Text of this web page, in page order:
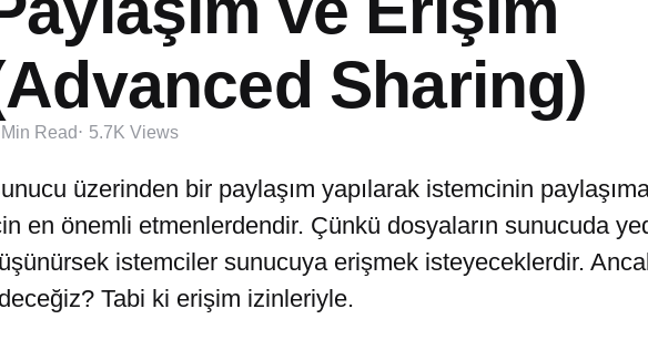
Sharing)
Read 5.7K Views
üzerinden bir paylaşım yapılarak istemcinin
en önemli etmenlerdendir. Çünkü dosyaların sunucuda
istemciler sunucuya erişmek isteyeceklerdir.
Tabi ki erişim izinleriyle.